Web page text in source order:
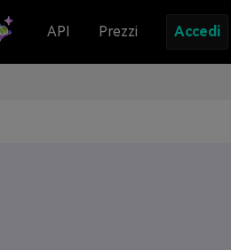
API Prezzi Accedi